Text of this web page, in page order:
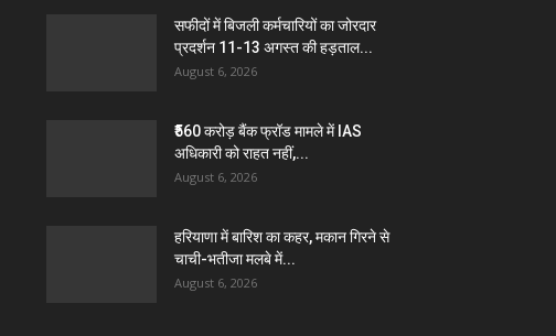
सफीदों में बिजली कर्मचारियों का जोरदार
प्रदर्शन 11-13 अगस्त की हड़ताल...
August 6, 2026
₹560 करोड़ बैंक फ्रॉड मामले में IAS
अधिकारी को राहत नहीं,...
August 6, 2026
हरियाणा में बारिश का कहर, मकान गिरने से
चाची-भतीजा मलबे में...
August 6, 2026